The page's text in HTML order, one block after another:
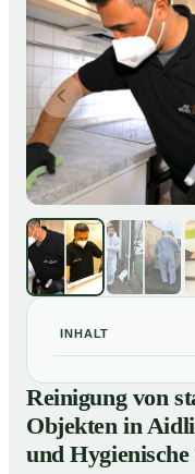
INHALT
01Reinigung von
Aidlingen
Tiefenreinigung
02So reinigen
Reinigung von
Objekten in
und